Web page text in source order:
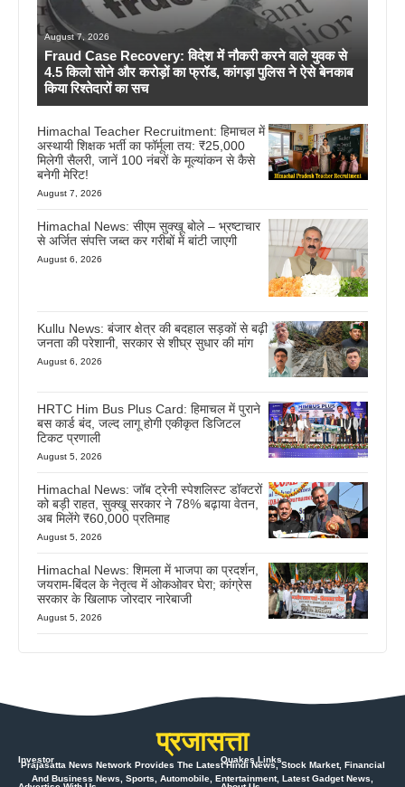
August 7, 2026
Fraud Case Recovery: विदेश में नौकरी करने वाले युवक से
4.5 किलो सोने और करोड़ों का फ्रॉड, कांगड़ा पुलिस ने ऐसे बेनकाब
किया रिश्तेदारों का सच
Himachal Teacher Recruitment: हिमाचल में
अस्थायी शिक्षक भर्ती का फॉर्मूला तय: ₹25,000
मिलेगी सैलरी, जानें 100 नंबरों के मूल्यांकन से कैसे
बनेगी मेरिट!
August 7, 2026
Himachal News: सीएम सुक्खू बोले – भ्रष्टाचार
से अर्जित संपत्ति जब्त कर गरीबों में बांटी जाएगी
August 6, 2026
Kullu News: बंजार क्षेत्र की बदहाल सड़कों से बढ़ी
जनता की परेशानी, सरकार से शीघ्र सुधार की मांग
August 6, 2026
HRTC Him Bus Plus Card: हिमाचल में पुराने
बस कार्ड बंद, जल्द लागू होगी एकीकृत डिजिटल
टिकट प्रणाली
August 5, 2026
Himachal News: जॉब ट्रेनी स्पेशलिस्ट डॉक्टरों
को बड़ी राहत, सुक्खू सरकार ने 78% बढ़ाया वेतन,
अब मिलेंगे ₹60,000 प्रतिमाह
August 5, 2026
Himachal News: शिमला में भाजपा का प्रदर्शन,
जयराम-बिंदल के नेतृत्व में ओकओवर घेरा; कांग्रेस
सरकार के खिलाफ जोरदार नारेबाजी
August 5, 2026
प्रजासत्ता
Prajasatta News Network Provides The Latest Hindi News, Stock Market, Financial
And Business News, Sports, Automobile, Entertainment, Latest Gadget News,
Investor Quakes Links